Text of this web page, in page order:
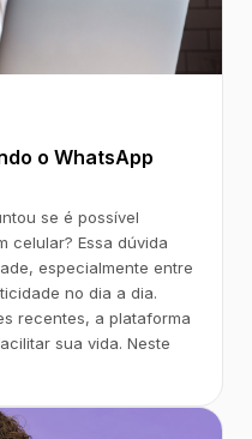
o WhatsApp
se é possível
celular? Essa dúvida
especialmente entre
no dia a dia.
recentes, a plataforma
sua vida. Neste